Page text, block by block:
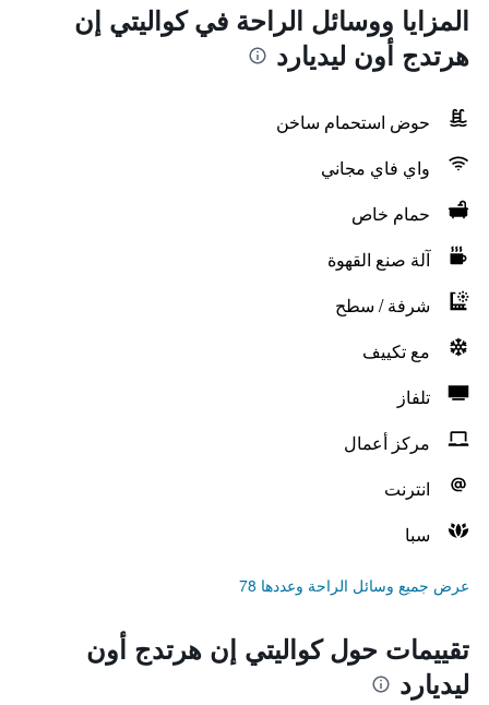
المزايا ووسائل الراحة في كواليتي إن
هرتدج أون ليديارد
حوض استحمام ساخن
واي فاي مجاني
حمام خاص
آلة صنع القهوة
شرفة / سطح
مع تكييف
تلفاز
مركز أعمال
انترنت
سبا
عرض جميع وسائل الراحة وعددها 78
تقييمات حول كواليتي إن هرتدج أون
ليديارد